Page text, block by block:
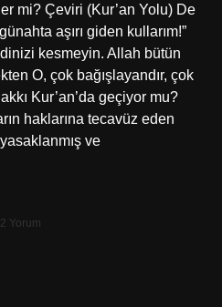
mi? Çeviri (Kur’an Yolu) De
aşırı giden kullarım!”
kesmeyin. Allah bütün
O, çok bağışlayandır, çok
Kur’an’da geçiyor mu?
haklarına tecavüz eden
ve
2 Yorum